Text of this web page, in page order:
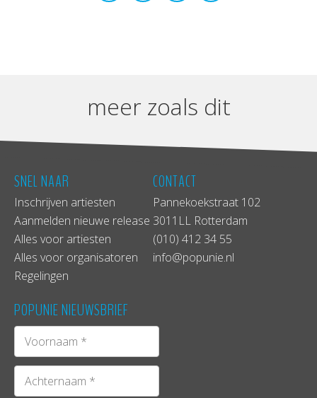
meer zoals dit
SNEL NAAR
Inschrijven artiesten
Aanmelden nieuwe release
Alles voor artiesten
Alles voor organisatoren
Regelingen
CONTACT
Pannekoekstraat 102
3011LL Rotterdam
(010) 412 34 55
info@popunie.nl
POPUNIE NIEUWSBRIEF